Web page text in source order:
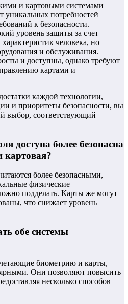
и картовыми системами
уникальных потребностей
к безопасности.
уровень защиты за счет
человека, но
и обслуживания.
и доступны, однако требуют
картами и
каждой технологии,
и приоритеты безопасности, вы
выбор, соответствующий
доступа более безопасна
картовая?
более безопасными,
физические
подделать. Карты же могут
что снижает уровень
обе системы
биометрию и карты,
Они позволяют повысить
несколько способов